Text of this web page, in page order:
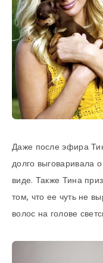
Даже после эфира
долго выговаривала
виде. Также Тина
том, что ее чуть не
волос на голове